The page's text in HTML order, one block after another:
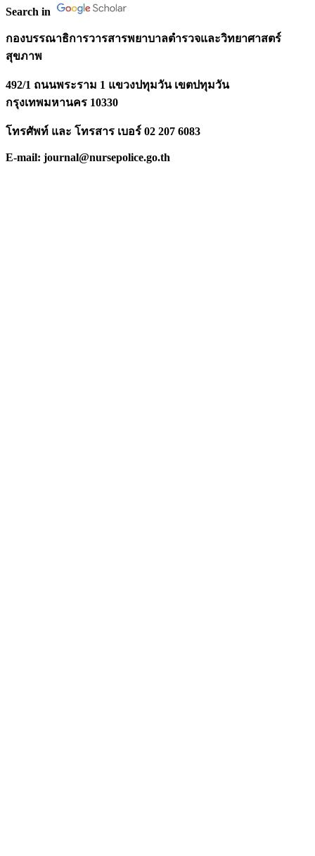
Search in
กองบรรณาธิการวารสารพยาบาลตำรวจและวิทยาศาสตร์
สุขภาพ
492/1 ถนนพระราม 1 แขวงปทุมวัน เขตปทุมวัน
กรุงเทพมหานคร 10330
โทรศัพท์ และ โทรสาร เบอร์ 02 207 6083
E-mail: journal@nursepolice.go.th